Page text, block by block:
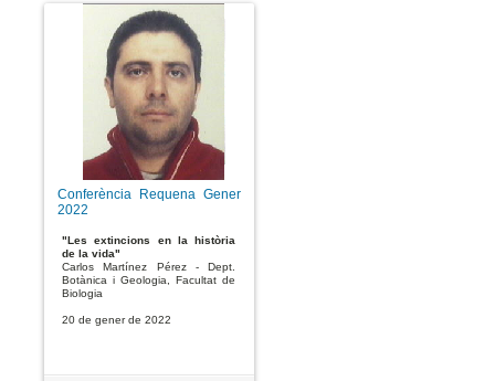
Conferència Requena Gener
2022
"Les extincions en la història
de la vida"
Carlos Martínez Pérez - Dept.
Botànica i Geologia, Facultat de
Biologia
20 de gener de 2022